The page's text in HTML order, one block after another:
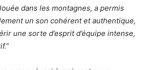
dans les montagnes, a permis
un son cohérent et authentique,
une sorte d’esprit d’équipe intense,